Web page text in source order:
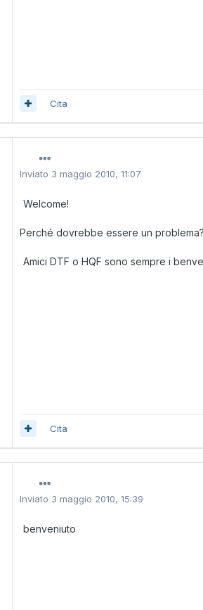
Cita
Inviato 3 maggio 2010, 11:07
Welcome!
Perché dovrebbe essere un problema?
Amici DTF o HQF sono sempre i
Cita
Inviato 3 maggio 2010, 15:39
benveniuto